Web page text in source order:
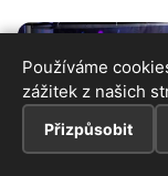
Používáme
zážitek z našich
Přizpůsobit